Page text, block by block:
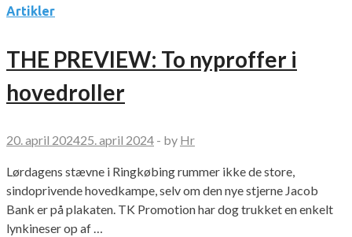
Artikler
THE PREVIEW: To nyproffer i
hovedroller
20. april 202425. april 2024 - by Hr
Lørdagens stævne i Ringkøbing rummer ikke de store,
sindoprivende hovedkampe, selv om den nye stjerne Jacob
Bank er på plakaten. TK Promotion har dog trukket en enkelt
lynkineser op af …